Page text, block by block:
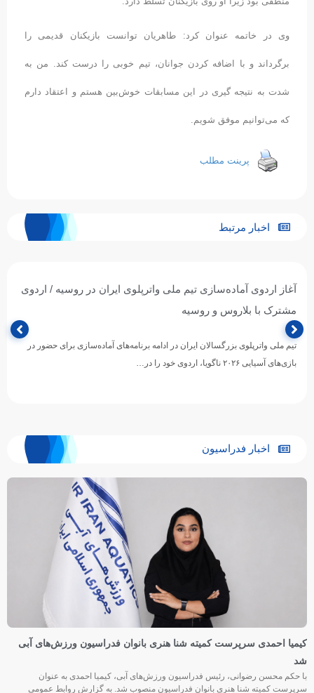
منطقی بود زیرا او روی بازیکنان تسلط دارد.
وی در خاتمه عنوان کرد: طاهریان توانست بازیکنان قدیمی را
برگرداند و با اضافه کردن جوانان، تیم خوبی را درست کند. من به
شدت به نتیجه گیری در این مسابقات خوش‌بین هستم و اعتقاد دارم
که می‌توانیم موفق شویم.
پرینت مطلب
اخبار مرتبط
آغاز اردوی آماده‌سازی تیم ملی واترپلوی ایران در روسیه / اردوی
مشترک با بلاروس و روسیه
تیم ملی واترپلوی بزرگسالان ایران در ادامه برنامه‌های آماده‌سازی برای حضور در
بازی‌های آسیایی ۲۰۲۶ ناگویا، اردوی خود را در…
اخبار فدراسیون
کیمیا احمدی سرپرست کمیته شنا هنری بانوان فدراسیون ورزش‌های آبی
شد
با حکم محسن رضوانی، رئیس فدراسیون ورزش‌های آبی، کیمیا احمدی به عنوان